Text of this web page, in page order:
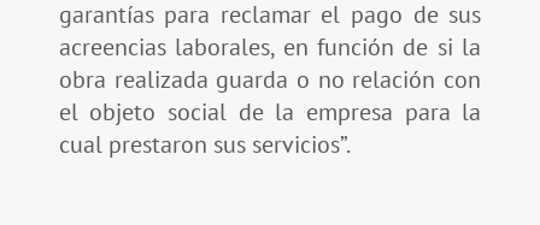
garantías para reclamar el pago de sus
acreencias laborales, en función de si la
obra realizada guarda o no relación con
el objeto social de la empresa para la
cual prestaron sus servicios”.